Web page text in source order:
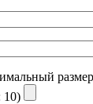
10)